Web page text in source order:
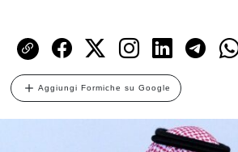
Aggiungi Formiche su Google